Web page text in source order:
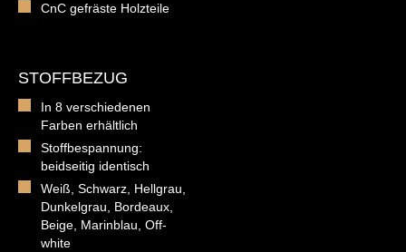
CnC gefräste Holzteile
STOFFBEZUG
In 8 verschiedenen
Farben erhältlich
Stoffbespannung:
beidseitig identisch
Weiß, Schwarz, Hellgrau,
Dunkelgrau, Bordeaux,
Beige, Marinblau, Off-
white